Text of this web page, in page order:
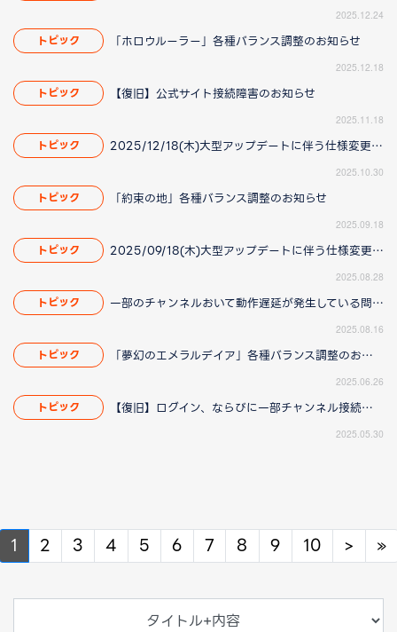
2025.12.24
トピック 「ホロウルーラー」各種バランス調整のお知らせ
2025.12.18
トピック 【復旧】公式サイト接続障害のお知らせ
2025.11.18
トピック 2025/12/18(木)大型アップデートに伴う仕様変更のお知らせ(2025/11/20更新)
2025.10.30
トピック 「約束の地」各種バランス調整のお知らせ
2025.09.18
トピック 2025/09/18(木)大型アップデートに伴う仕様変更のお知らせ(2025/8/28 16:00更新)
2025.08.28
トピック 一部のチャンネルおいて動作遅延が発生している問題について(2025/8/21 更新)
2025.08.16
トピック 「夢幻のエメラルデイア」各種バランス調整のお知らせ
2025.06.26
トピック 【復旧】ログイン、ならびに一部チャンネル接続障害のお知らせ
2025.05.30
1 2 3 4 5 6 7 8 9 10 > Next
»